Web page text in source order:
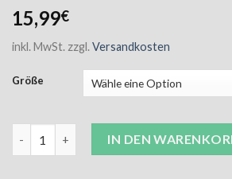
15,99€
inkl. MwSt. zzgl. Versandkosten
Größe
IN DEN